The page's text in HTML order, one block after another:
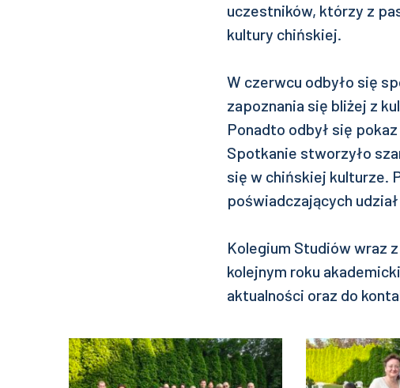
uczestników, którzy z
kultury chińskiej.
W czerwcu odbyło się
zapoznania się bliżej z
Ponadto odbył się
Spotkanie stworzyło
się w chińskiej kulturze.
poświadczających
Kolegium Studiów wraz
kolejnym roku
aktualności oraz do